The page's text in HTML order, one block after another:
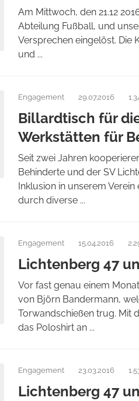
Am Mittwoch, den 21.12
Abteilung Fußball, und
Versprechen eingelöst. Die
und ...
Engagement 29.07.2016
Billardtisch für
Werkstätten für
Seit zwei Jahren
Behinderte und der SV
Inklusion in unserem
durch diverse ...
Engagement 15.04.2016
Lichtenberg 47
Vor fast genau einem
von Björn Bandermann,
Torwandschießen trug. Mit
das Poloshirt an ...
Engagement 23.03.2016
Lichtenberg 47